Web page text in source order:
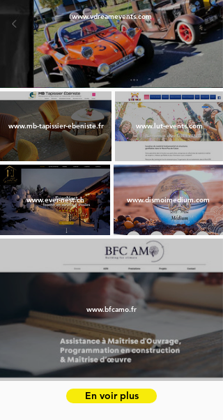
www.vdreamevents.com
www.mb-tapissier-ebeniste.fr www.lut-events.com
www.ever-nest.ch www.dismoimedium.com
www.bfcamo.fr
En voir plus